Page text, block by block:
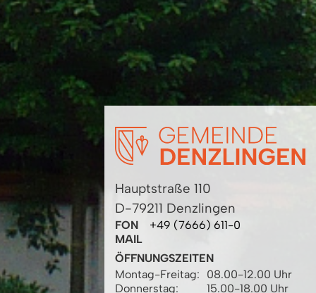
Hauptstraße 110
D-79211 Denzlingen
FON
+49 (7666) 611-0
MAIL
ÖFFNUNGSZEITEN
Montag-Freitag:
08.00-12.00 Uhr
Donnerstag:
15.00-18.00 Uhr